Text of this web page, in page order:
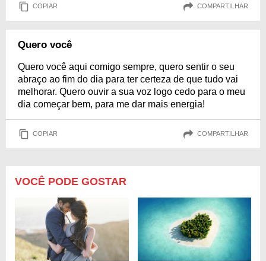
COPIAR COMPARTILHAR
Quero você
Quero você aqui comigo sempre, quero sentir o seu
abraço ao fim do dia para ter certeza de que tudo vai
melhorar. Quero ouvir a sua voz logo cedo para o meu
dia começar bem, para me dar mais energia!
COPIAR COMPARTILHAR
VOCÊ PODE GOSTAR